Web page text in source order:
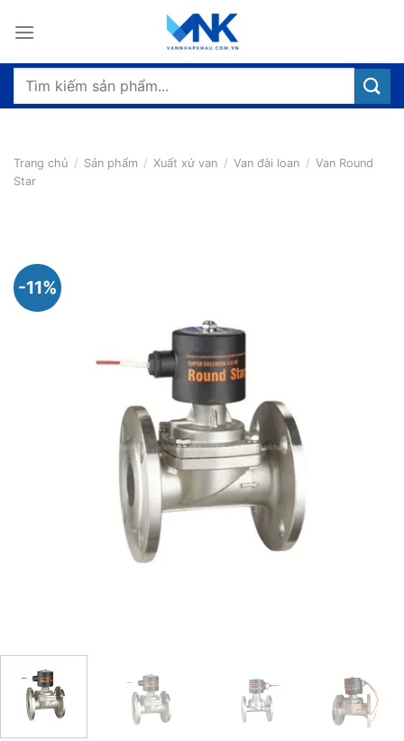
qua
dung
Tìm
Trang chủ / Sản phẩm / Xuất xứ van / Van đài loan / Van Round
Star
-11%